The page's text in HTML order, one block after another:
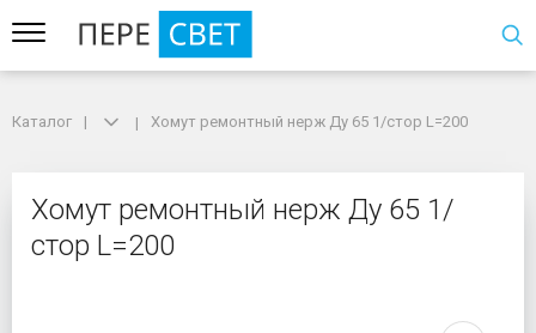
Хомут ремонтный нерж Ду 65 1/стор L=200
Каталог Хомут ремонтный нерж Ду 65 1/стор L=200
Хомут ремонтный нерж Ду 65 1/
стор L=200